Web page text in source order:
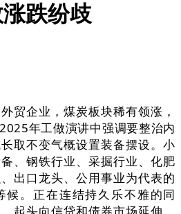
跌纷歧
企业，煤炭板块稀有领涨，
年工做演讲中强调要整治内
取不变气概设置装备摆设。小
、钢铁行业、采掘行业、化肥
出口龙头、公用事业为代表的
候。正在连结持久乐不雅的同